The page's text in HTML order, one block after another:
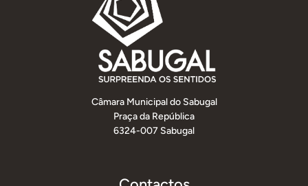
Câmara Municipal do Sabugal
Praça da República
6324-007 Sabugal